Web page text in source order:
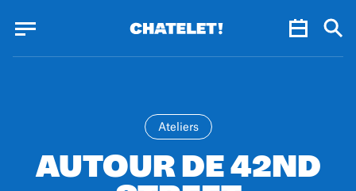
Ateliers
AUTOUR DE 42ND